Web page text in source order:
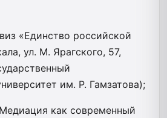
«Единство российской
ул. М. Ярагского, 57,
им. Р. Гамзатова);
как современный